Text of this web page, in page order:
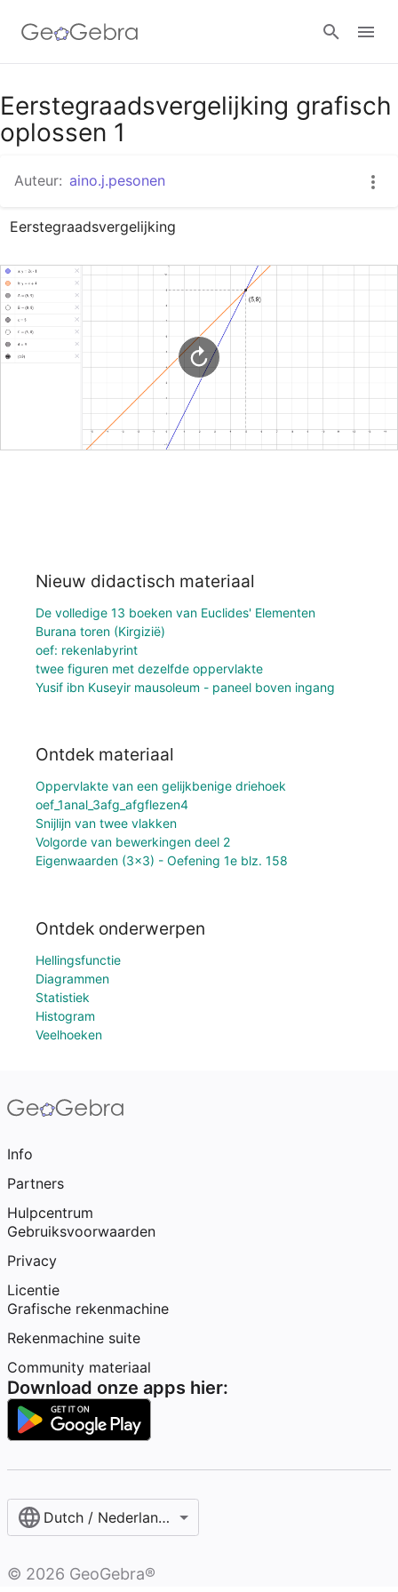
Google Classroom
Aanmelden
Eerstegraadsvergelijking grafisch
oplossen 1
Auteur: aino.j.pesonen
Eerstegraadsvergelijking
Nieuw didactisch materiaal
De volledige 13 boeken van Euclides' Elementen
Burana toren (Kirgizië)
oef: rekenlabyrint
twee figuren met dezelfde oppervlakte
Yusif ibn Kuseyir mausoleum - paneel boven ingang
Ontdek materiaal
Oppervlakte van een gelijkbenige driehoek
oef_1anal_3afg_afgflezen4
Snijlijn van twee vlakken
Volgorde van bewerkingen deel 2
Eigenwaarden (3x3) - Oefening 1e blz. 158
Ontdek onderwerpen
Hellingsfunctie
Diagrammen
Statistiek
Histogram
Veelhoeken
Info
Partners
Hulpcentrum
Gebruiksvoorwaarden
Privacy
Licentie
Grafische rekenmachine
Rekenmachine suite
Community materiaal
Download onze apps hier:
Dutch / Nederlands‎ (België)‎
© 2026 GeoGebra®